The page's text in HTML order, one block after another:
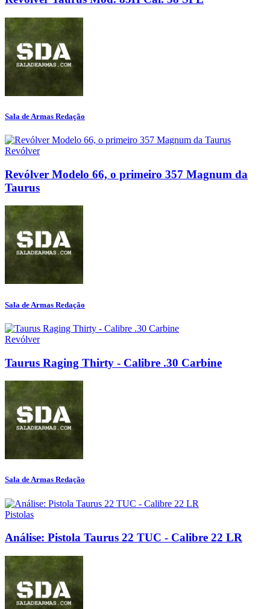
Sala de Armas Redação
Revólver
Revólver Modelo 66, o primeiro 357 Magnum da
Taurus
Sala de Armas Redação
Revólver
Taurus Raging Thirty - Calibre .30 Carbine
Sala de Armas Redação
Pistolas
Análise: Pistola Taurus 22 TUC - Calibre 22 LR